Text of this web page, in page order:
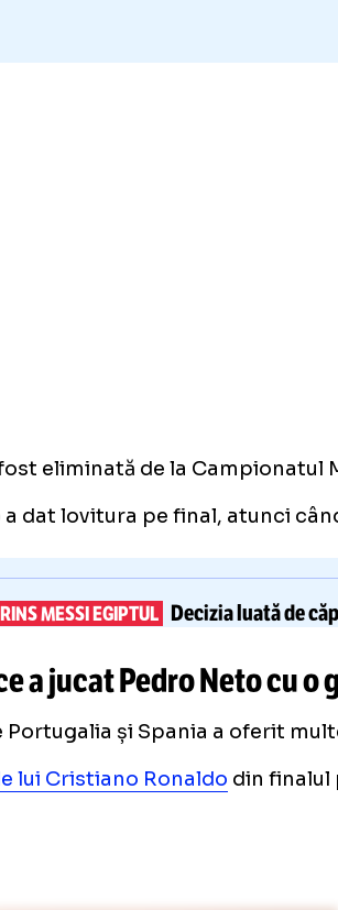
eliminată de la Campionatul
a dat lovitura pe final, atunci
MESSI EGIPTUL Decizia luată de
a jucat Pedro Neto cu
Portugalia și Spania a oferit
lui Cristiano Ronaldo din finalul